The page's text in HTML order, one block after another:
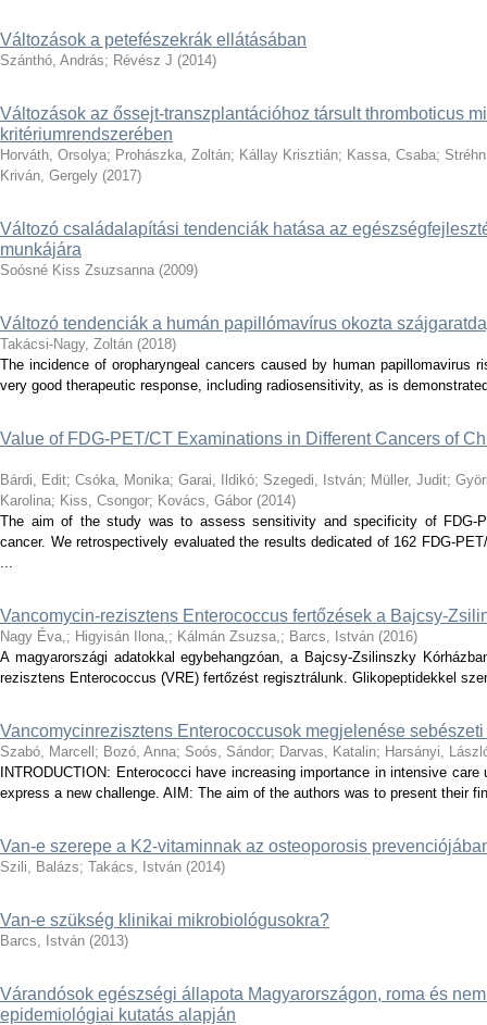
Változások a petefészekrák ellátásában
Szánthó, András; Révész J (2014)
Változások az őssejt-transzplantációhoz társult thromboticus
kritériumrendszerében
Horváth, Orsolya; Prohászka, Zoltán; Kállay Krisztián; Kassa, Csaba;
Kriván, Gergely (2017)
Változó családalapítási tendenciák hatása az
munkájára
Soósné Kiss Zsuzsanna (2009)
Változó tendenciák a humán papillómavírus okozta
Takácsi-Nagy, Zoltán (2018)
The incidence of oropharyngeal cancers caused by human papillomavirus
very good therapeutic response, including radiosensitivity, as is
Value of FDG-PET/CT Examinations in Different Cancers of
Bárdi, Edit; Csóka, Monika; Garai, Ildikó; Szegedi, István; Müller, Judit;
Karolina; Kiss, Csongor; Kovács, Gábor (2014)
The aim of the study was to assess sensitivity and specificity of FDG-
cancer. We retrospectively evaluated the results dedicated of 162 FDG-
...
Vancomycin-rezisztens Enterococcus fertőzések a Bajcsy-
Nagy Éva,; Higyisán Ilona,; Kálmán Zsuzsa,; Barcs, István (2016)
A magyarországi adatokkal egybehangzóan, a Bajcsy-Zsilinszky
rezisztens Enterococcus (VRE) fertőzést regisztrálunk. Glikopeptidekkel
Vancomycinrezisztens Enterococcusok megjelenése
Szabó, Marcell ; Bozó, Anna; Soós, Sándor; Darvas, Katalin; Harsányi,
INTRODUCTION: Enterococci have increasing importance in intensive
express a new challenge. AIM: The aim of the authors was to present their
Van-e szerepe a K2-vitaminnak az osteoporosis
Szili, Balázs; Takács, István (2014)
Van-e szükség klinikai mikrobiológusokra?
Barcs, István (2013)
Várandósok egészségi állapota Magyarországon, roma és
epidemiológiai kutatás alapján